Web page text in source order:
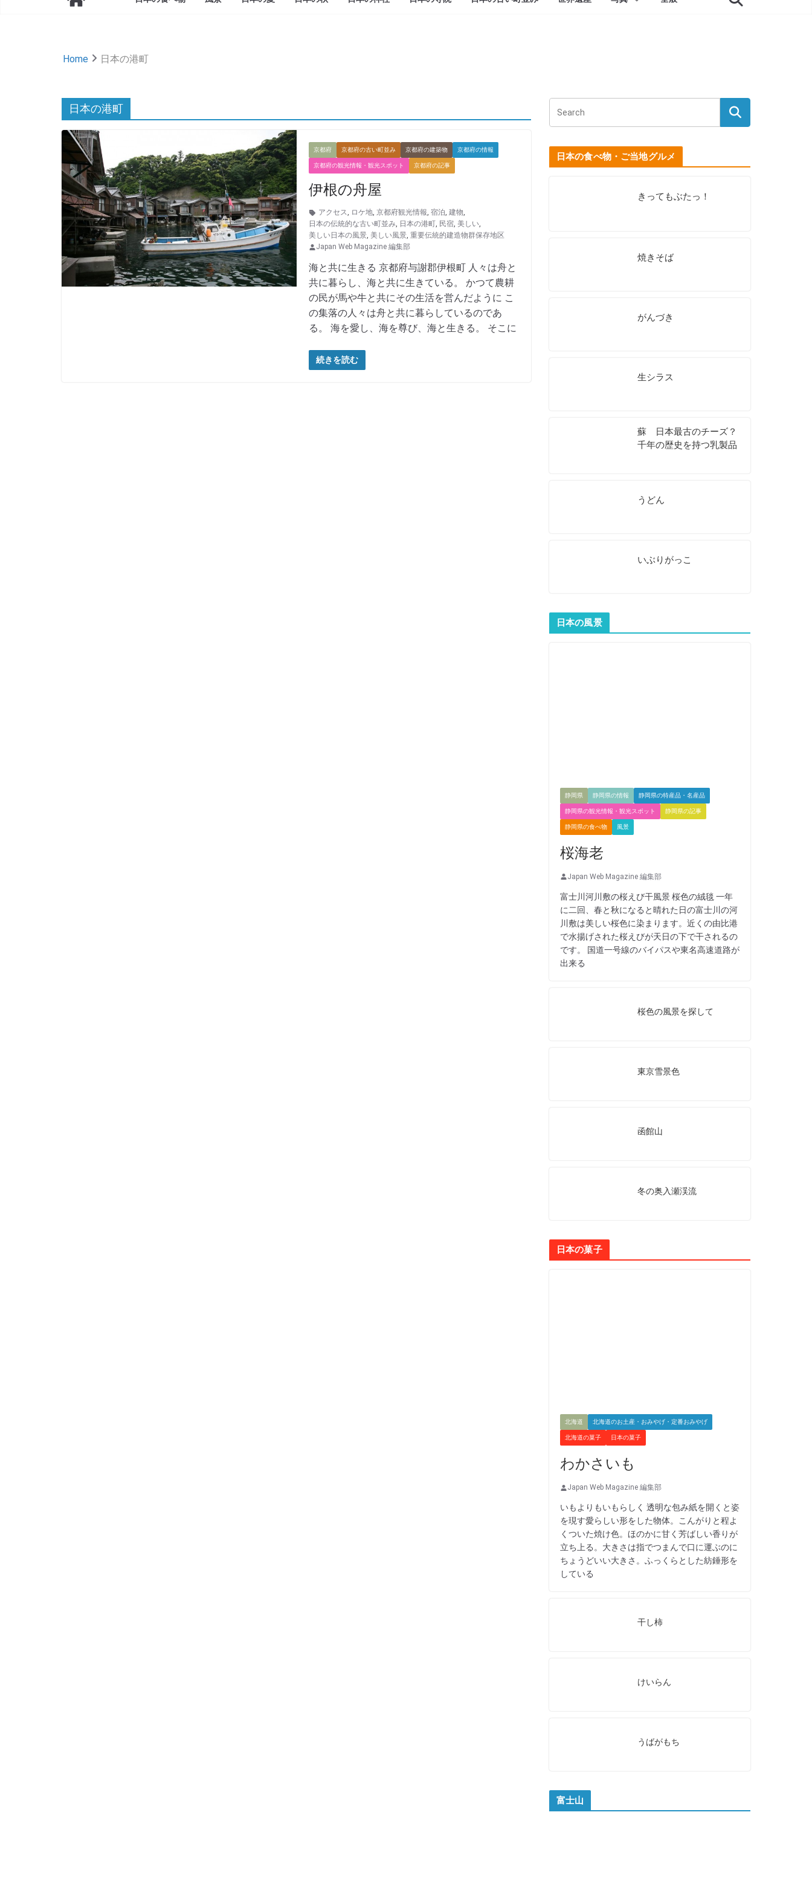
Home 日本の港町
日本の港町
京都府 京都府の古い町並み 京都府の建築物 京都府の情報
京都府の観光情報・観光スポット 京都府の記事
伊根の舟屋
アクセス, ロケ地, 京都府観光情報, 宿泊, 建物,
日本の伝統的な古い町並み, 日本の港町, 民宿, 美しい,
美しい日本の風景, 美しい風景, 重要伝統的建造物群保存地区
Japan Web Magazine 編集部
海と共に生きる 京都府与謝郡伊根町 人々は舟と
共に暮らし、海と共に生きている。 かつて農耕
の民が馬や牛と共にその生活を営んだように こ
の集落の人々は舟と共に暮らしているのであ
る。 海を愛し、海を尊び、海と生きる。 そこに
続きを読む
日本の食べ物・ご当地グルメ
きってもぶたっ！
焼きそば
がんづき
生シラス
蘇 日本最古のチーズ？
千年の歴史を持つ乳製品
うどん
いぶりがっこ
日本の風景
静岡県 静岡県の情報 静岡県の特産品・名産品
静岡県の観光情報・観光スポット 静岡県の記事
静岡県の食べ物 風景
桜海老
Japan Web Magazine 編集部
富士川河川敷の桜えび干風景 桜色の絨毯 一年
に二回、春と秋になると晴れた日の富士川の河
川敷は美しい桜色に染まります。近くの由比港
で水揚げされた桜えびが天日の下で干されるの
です。 国道一号線のバイパスや東名高速道路が
出来る
桜色の風景を探して
東京雪景色
函館山
冬の奥入瀬渓流
日本の菓子
北海道 北海道のお土産・おみやげ・定番おみやげ
北海道の菓子 日本の菓子
わかさいも
Japan Web Magazine 編集部
いもよりもいもらしく 透明な包み紙を開くと姿
を現す愛らしい形をした物体。こんがりと程よ
くついた焼け色。ほのかに甘く芳ばしい香りが
立ち上る。大きさは指でつまんで口に運ぶのに
ちょうどいい大きさ。ふっくらとした紡錘形を
している
干し柿
けいらん
うばがもち
富士山